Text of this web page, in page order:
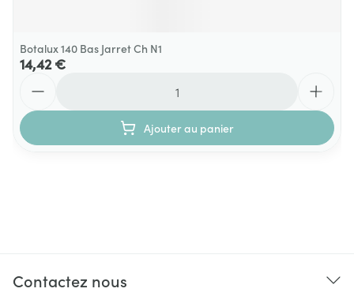
Botalux 140 Bas Jarret Ch N1
14,42 €
Ajouter au panier
Contactez nous